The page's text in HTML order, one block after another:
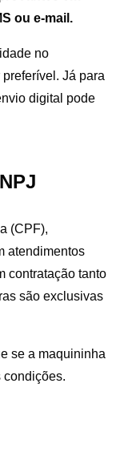
ou e-mail.
no
Já para
digital pode
(CPF),
atendimentos
contratação tanto
são exclusivas
se a maquininha
condições.